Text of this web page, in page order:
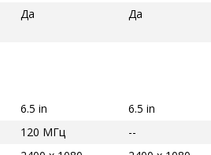
Да Да
6.5 in
6.5 in
120 МГц
--